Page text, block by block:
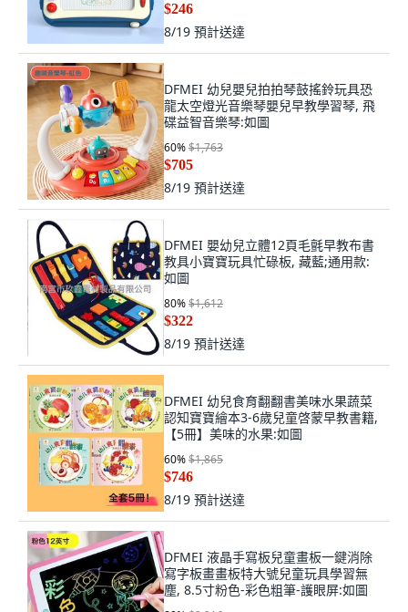
$246
8/19 預計送達
DFMEI 幼兒嬰兒拍拍琴鼓搖鈴玩具恐
龍太空燈光音樂琴嬰兒早教學習琴, 飛
碟益智音樂琴:如圖
60%$1,763
$705
8/19 預計送達
DFMEI 嬰幼兒立體12頁毛氈早教布書
教具小寶寶玩具忙碌板, 藏藍;通用款:
如圖
80%$1,612
$322
8/19 預計送達
DFMEI 幼兒食育翻翻書美味水果蔬菜
認知寶寶繪本3-6歲兒童啓蒙早教書籍,
【5冊】美味的水果:如圖
60%$1,865
$746
8/19 預計送達
DFMEI 液晶手寫板兒童畫板一鍵消除
寫字板畫畫板特大號兒童玩具學習無
塵, 8.5寸粉色-彩色粗筆-護眼屏:如圖